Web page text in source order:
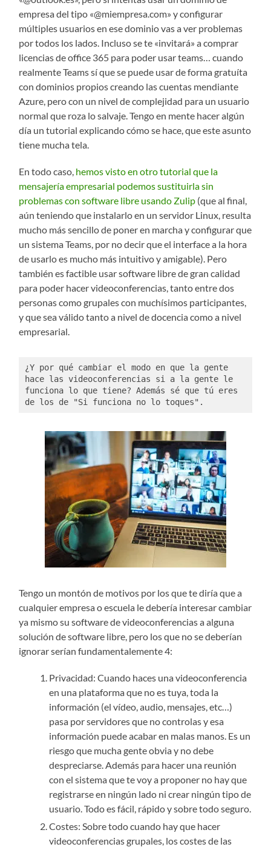
empresa del tipo «@miempresa.com» y configurar
múltiples usuarios en ese dominio vas a ver problemas
por todos los lados. Incluso se te «invitará» a comprar
licencias de office 365 para poder usar teams… cuando
realmente Teams sí que se puede usar de forma gratuíta
con dominios propios creando las cuentas mendiante
Azure, pero con un nivel de complejidad para un usuario
normal que roza lo salvaje. Tengo en mente hacer algún
día un tutorial explicando cómo se hace, que este asunto
tiene mucha tela.
En todo caso, hemos visto en otro tutorial que la
mensajería empresarial podemos sustituirla sin
problemas con software libre usando Zulip (que al final,
aún teniendo que instalarlo en un servidor Linux, resulta
mucho más sencillo de poner en marcha y configurar que
un sistema Teams, por no decir que el interface a la hora
de usarlo es mucho más intuitivo y amigable). Pero
también es factible usar software libre de gran calidad
para poder hacer videoconferencias, tanto entre dos
personas como grupales con muchísimos participantes,
y que sea válido tanto a nivel de docencia como a nivel
empresarial.
¿Y por qué cambiar el modo en que la gente
hace las videoconferencias si a la gente le
funciona lo que tiene? Además sé que tú eres
de los de "Si funciona no lo toques".
Tengo un montón de motivos por los que te diría que a
cualquier empresa o escuela le debería interesar cambiar
ya mismo su software de videoconferencias a alguna
solución de software libre, pero los que no se deberían
ignorar serían fundamentalemente 4:
Privacidad: Cuando haces una videoconferencia
en una plataforma que no es tuya, toda la
información (el vídeo, audio, mensajes, etc…)
pasa por servidores que no controlas y esa
información puede acabar en malas manos. Es un
riesgo que mucha gente obvia y no debe
despreciarse. Además para hacer una reunión
con el sistema que te voy a proponer no hay que
registrarse en ningún lado ni crear ningún tipo de
usuario. Todo es fácil, rápido y sobre todo seguro.
Costes: Sobre todo cuando hay que hacer
videoconferencias grupales, los costes de las